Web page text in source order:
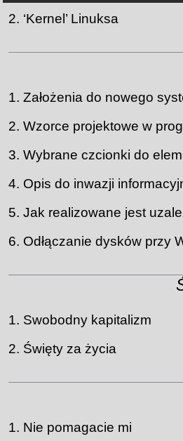
‘Kernel’ Linuksa
Założenia do nowego
Wzorce projektowe w
Wybrane czcionki do
Opis do inwazji
Jak realizowane jest
Odłączanie dysków przy
Swobodny kapitalizm
Święty za życia
Nie pomagacie mi